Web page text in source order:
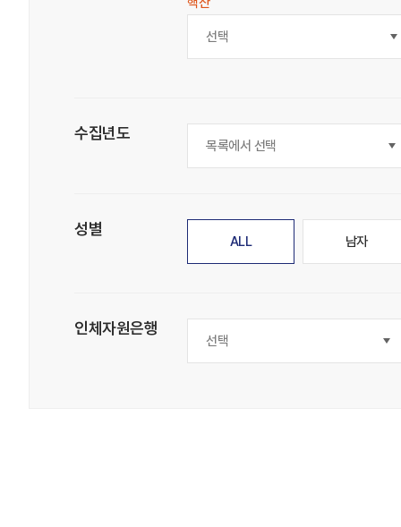
선택
수집년도
성별
ALL 남자
인체자원은행
선택